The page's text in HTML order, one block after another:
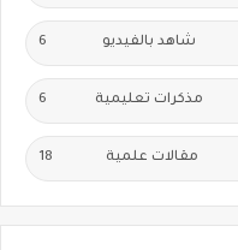
شاهد بالفيديو 6
مذكرات تعليمية 6
مقالات علمية 18